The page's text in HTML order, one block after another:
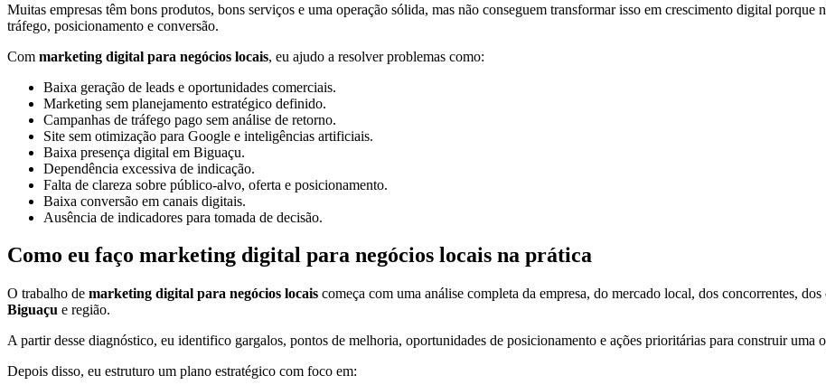
Muitas empresas têm bons produtos, bons serviços e uma operação sólida, mas não conseguem transformar isso em crescimento digital porque
tráfego, posicionamento e conversão.
Com marketing digital para negócios locais, eu ajudo a resolver problemas como:
Baixa geração de leads e oportunidades comerciais.
Marketing sem planejamento estratégico definido.
Campanhas de tráfego pago sem análise de retorno.
Site sem otimização para Google e inteligências artificiais.
Baixa presença digital em Biguaçu.
Dependência excessiva de indicação.
Falta de clareza sobre público-alvo, oferta e posicionamento.
Baixa conversão em canais digitais.
Ausência de indicadores para tomada de decisão.
Como eu faço marketing digital para negócios locais na prática
O trabalho de marketing digital para negócios locais começa com uma análise completa da empresa, do mercado local, dos concorrentes,
Biguaçu e região.
A partir desse diagnóstico, eu identifico gargalos, pontos de melhoria, oportunidades de posicionamento e ações prioritárias para construir uma
Depois disso, eu estruturo um plano estratégico com foco em: